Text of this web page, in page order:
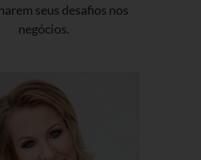
seus desafios nos
negócios.